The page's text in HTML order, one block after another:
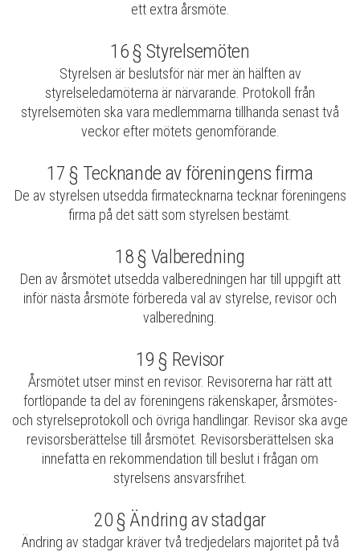
ett extra årsmöte.
16 § Styrelsemöten
Styrelsen är beslutsför när mer än hälften av
styrelseledamöterna är närvarande. Protokoll från
styrelsemöten ska vara medlemmarna tillhanda senast två
veckor efter mötets genomförande.
17 § Tecknande av föreningens firma
De av styrelsen utsedda firmatecknarna tecknar föreningens
firma på det sätt som styrelsen bestämt.
18 § Valberedning
Den av årsmötet utsedda valberedningen har till uppgift att
inför nästa årsmöte förbereda val av styrelse, revisor och
valberedning.
19 § Revisor
Årsmötet utser minst en revisor. Revisorerna har rätt att
fortlöpande ta del av föreningens räkenskaper, årsmötes-
och styrelseprotokoll och övriga handlingar. Revisor ska avge
revisorsberättelse till årsmötet. Revisorsberättelsen ska
innefatta en rekommendation till beslut i frågan om
styrelsens ansvarsfrihet.
20 § Ändring av stadgar
Ändring av stadgar kräver två tredjedelars majoritet på två